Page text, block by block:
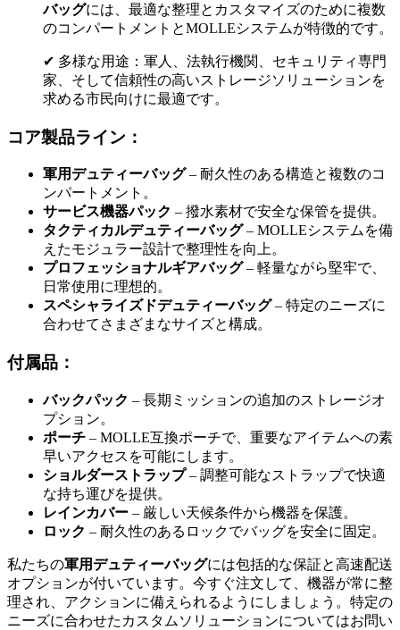
バッグには、最適な整理とカスタマイズのために複数
のコンパートメントとMOLLEシステムが特徴的です。
✔ 多様な用途：軍人、法執行機関、セキュリティ専門
家、そして信頼性の高いストレージソリューションを
求める市民向けに最適です。
コア製品ライン：
軍用デュティーバッグ– 耐久性のある構造と複数のコ
ンパートメント。
サービス機器パック – 撥水素材で安全な保管を提供。
タクティカルデュティーバッグ– MOLLEシステムを備
えたモジュラー設計で整理性を向上。
プロフェッショナルギアバッグ– 軽量ながら堅牢で、
日常使用に理想的。
スペシャライズドデュティーバッグ– 特定のニーズに
合わせてさまざまなサイズと構成。
付属品：
バックパック – 長期ミッションの追加のストレージオ
プション。
ポーチ – MOLLE互換ポーチで、重要なアイテムへの素
早いアクセスを可能にします。
ショルダーストラップ– 調整可能なストラップで快適
な持ち運びを提供。
レインカバー – 厳しい天候条件から機器を保護。
ロック – 耐久性のあるロックでバッグを安全に固定。
私たちの軍用デュティーバッグには包括的な保証と高速配送
オプションが付いています。今すぐ注文して、機器が常に整
理され、アクションに備えられるようにしましょう。特定の
ニーズに合わせたカスタムソリューションについてはお問い